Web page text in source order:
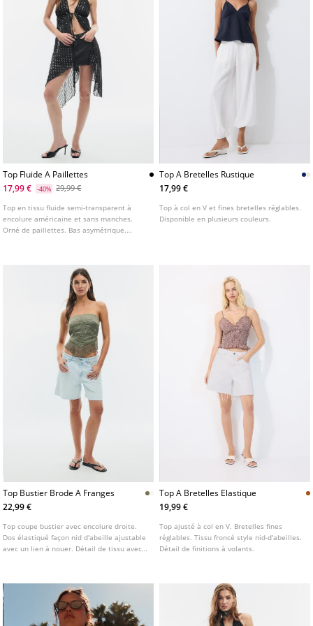
Top Fluide A Paillettes
17,99 €
-40% 29,99 €
Top en tissu fluide semi-transparent à
encolure américaine et sans manches.
Orné de paillettes. Bas asymétrique.
Top A Bretelles Rustique
17,99 €
Top à col en V et fines bretelles réglables.
Disponible en plusieurs couleurs.
Top Bustier Brode A Franges
22,99 €
Top coupe bustier avec encolure droite.
Dos élastiqué façon nid d'abeille ajustable
avec un lien à nouer. Détail de tissu avec
Top A Bretelles Elastique
19,99 €
Top ajusté à col en V. Bretelles fines
réglables. Tissu froncé style nid-d'abeilles.
Détail de finitions à volants.